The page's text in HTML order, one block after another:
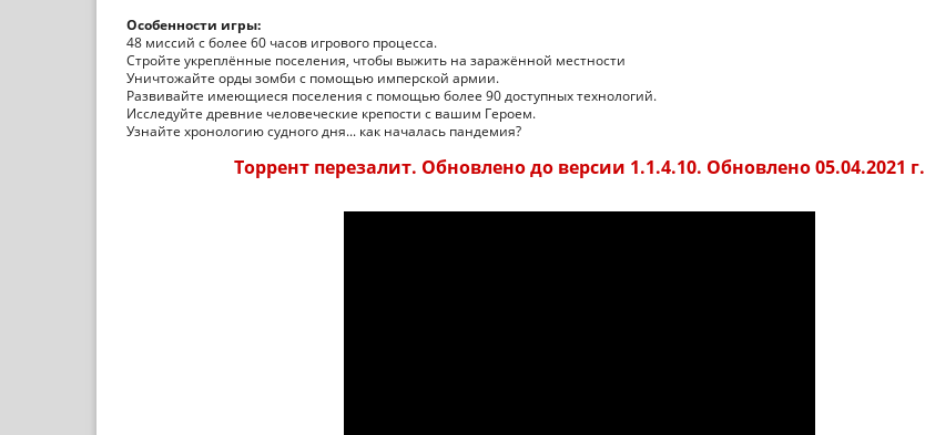
Особенности игры:
48 миссий с более 60 часов игрового процесса.
Стройте укреплённые поселения, чтобы выжить на заражённой местности
Уничтожайте орды зомби с помощью имперской армии.
Развивайте имеющиеся поселения с помощью более 90 доступных технологий.
Исследуйте древние человеческие крепости с вашим Героем.
Узнайте хронологию судного дня... как началась пандемия?
Торрент перезалит. Обновлено до версии 1.1.4.10. Обновлено 05.04.2021 г.